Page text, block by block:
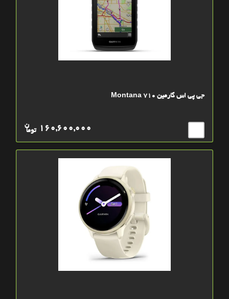
جی پی اس گارمین Montana 710
توما
ن 160,600,000